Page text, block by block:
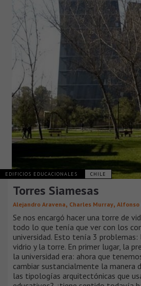
EDIFICIOS EDUCACIONALES CHILE
Torres Siamesas
Alejandro Aravena, Charles Murray,
Se nos encargó hacer una torre de
todo lo que tenía que ver con los
universidad. Esto tenía 3
vidrio y la torre. En primer lugar, la
la universidad era: ahora que
cambiar sustancialmente la manera
las tipologías arquitectónicas que